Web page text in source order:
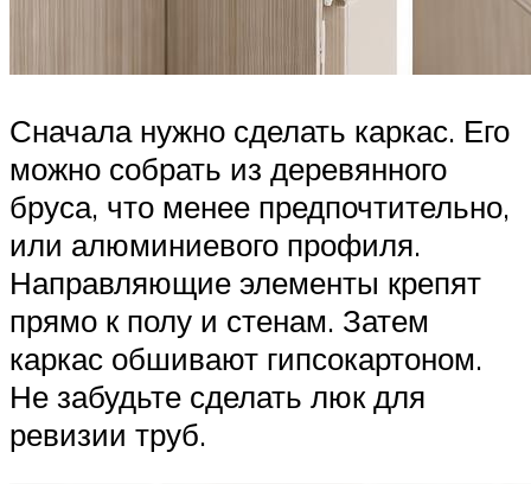
Сначала нужно сделать каркас. Его
можно собрать из деревянного
бруса, что менее предпочтительно,
или алюминиевого профиля.
Направляющие элементы крепят
прямо к полу и стенам. Затем
каркас обшивают гипсокартоном.
Не забудьте сделать люк для
ревизии труб.